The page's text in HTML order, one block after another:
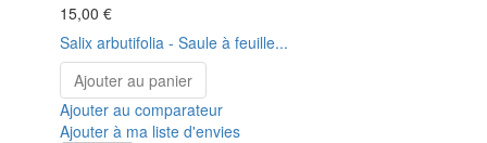
15,00 €
Salix arbutifolia - Saule à feuille...
Ajouter au panier
Ajouter au comparateur
Ajouter à ma liste d'envies